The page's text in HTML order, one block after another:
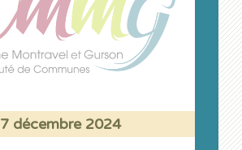
7 décembre 2024